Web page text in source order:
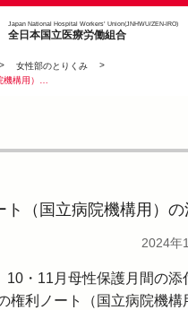
全医労 - 全日本国立医療労働組合 -
Japan National Hospital Workers’ Union(JNHWU/ZEN-IRO)
全日本国立医療労働組合
> 女性部のとりくみ
>
ト（国立病院機構用）の
2024年
10・11月母性保護月間の添
権利ノート（国立病院機構